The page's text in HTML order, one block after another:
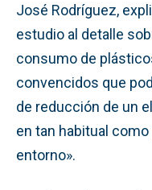
José Rodríguez,
estudio al detalle
consumo de
convencidos que
de reducción de un
en tan habitual
entorno».